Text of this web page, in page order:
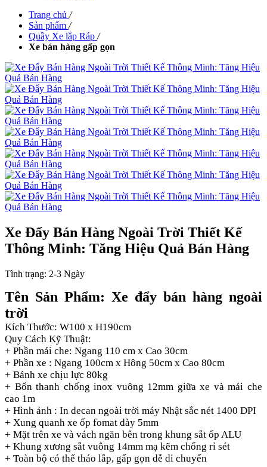
Trang chủ /
Sản phẩm /
Quầy Xe lắp Ráp /
Xe bán hàng gấp gọn
Xe Đẩy Bán Hàng Ngoài Trời Thiết Kế
Thông Minh: Tăng Hiệu Quả Bán Hàng
Tình trạng: 2-3 Ngày
Tên Sản Phẩm: Xe đẩy bán hàng ngoài
trời
Kích Thước: W100 x H190cm
Quy Cách Kỹ Thuật:
+ Phần mái che: Ngang 110 cm x Cao 30cm
+ Phần xe : Ngang 100cm x Hông 50cm x Cao 80cm
+ Bánh xe chịu lực 80kg
+ Bốn thanh chống inox vuông 12mm giữa xe và mái che
cao 1m
+ Hình ảnh : In decan ngoài trời máy Nhật sắc nét 1400 DPI
+ Xung quanh xe ốp fomat dày 5mm
+ Mặt trên xe và vách ngăn bên trong khung sắt ốp ALU
+ Khung xương sắt vuông 14mm mạ kẽm chống rỉ sét
+ Toàn bộ có thể tháo lắp, gấp gọn dễ di chuyển